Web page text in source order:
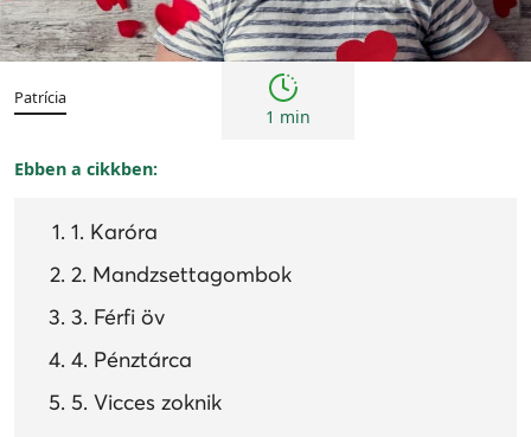
Tanácsok
Patrícia
1 min
Ebben a cikkben:
1. Karóra
2. Mandzsettagombok
3. Férfi öv
4. Pénztárca
5. Vicces zoknik